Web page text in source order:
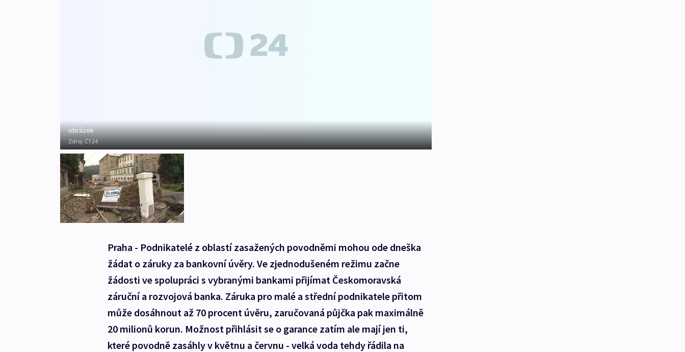
obrázek
Zdroj:ČT24
Praha - Podnikatelé z oblastí zasažených povodněmi mohou ode dneška
žádat o záruky za bankovní úvěry. Ve zjednodušeném režimu začne
žádosti ve spolupráci s vybranými bankami přijímat Českomoravská
záruční a rozvojová banka. Záruka pro malé a střední podnikatele přitom
může dosáhnout až 70 procent úvěru, zaručovaná půjčka pak maximálně
20 milionů korun. Možnost přihlásit se o garance zatím ale mají jen ti,
které povodně zasáhly v květnu a červnu - velká voda tehdy řádila na